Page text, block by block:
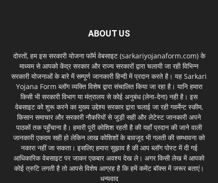
ABOUT US
दोस्तों, हम इस सरकारी योजना फॉर्म वेबसाइट (sarkariyojanaform.com) के
माध्यम से आपको केंद्र सरकार और राज्य सरकारों द्वारा चलायी जा रही विभिन्न
सरकारी योजनाओं के बारे में सम्पूर्ण जानकारी हिन्दी में प्रदान करते है। यह Sarkari
Yojana Form ब्लॉग व्यक्ति विशेष द्वारा संचालित किया जा रहा है। यानि हमारा
किसी भी सरकारी विभाग या मंत्रालय से कोई अनुबंध (लेना-देना) नही है। इस
वेबसाइट को शुरू करने का मुख्य उद्देश्य सरकार द्वारा चलाई जा रही गवर्मेन्ट स्कीम,
किसान समाचार और सरकारी नौकरियों से जुड़ी सही और लेटेस्ट जानकारी अपने
पाठकों तक पहुँचाना है। हमारी पूरी कोशिश रहती है की यहाँ प्रदान की जाने वाली
जानकारी एकदम सही हो लेकिन लाख कोशिशों के बावजूद भी गलती की सम्भावना को
नकारा नहीं जा सकता। इसलिए हमारा सुझाव है की आप ब्लॉग पोस्ट में दी गई
आधिकारिक वेबसाइट पर जाकर एकबार अवश्य देख ले। अगर किसी लेख में आपको
कोई त्रुटि लगती है तो आपसे विशेष आग्रह है कि हमें कमेंट बॉक्स में जरूर बताएं।
धन्यवाद